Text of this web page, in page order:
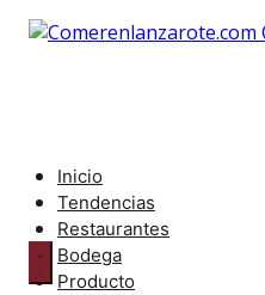
Saltar
Inicio
Tendencias
Restaurantes
Bodega
Producto